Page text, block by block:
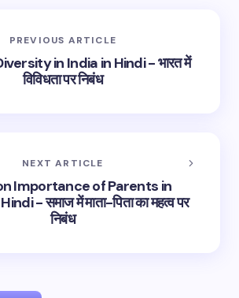
PREVIOUS ARTICLE
in India in Hindi - भारत में
विविधता पर निबंध
NEXT ARTICLE
Importance of Parents in
- समाज में माता-पिता का महत्व पर
निबंध